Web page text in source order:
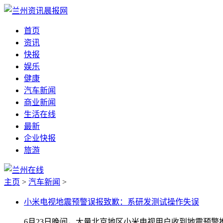
首页
资讯
快报
娱乐
健康
汽车新闻
商业新闻
生活在线
最新
企业快报
旅游
主页 > 汽车新闻 >
小米电视地震预警误报致歉：系研发测试操作失误